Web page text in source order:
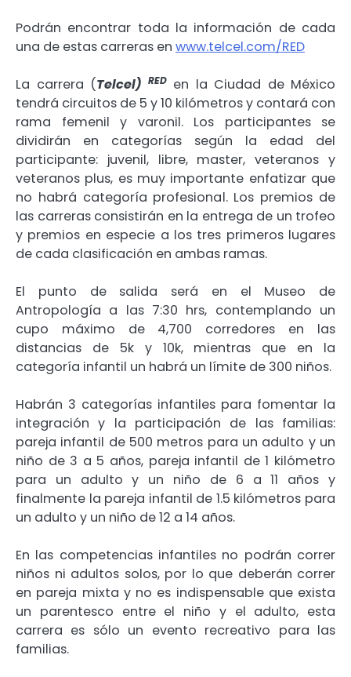
Podrán encontrar toda la información de cada
una de estas carreras en www.telcel.com/RED
La carrera (Telcel) RED en la Ciudad de México
tendrá circuitos de 5 y 10 kilómetros y contará con
rama femenil y varonil. Los participantes se
dividirán en categorías según la edad del
participante: juvenil, libre, master, veteranos y
veteranos plus, es muy importante enfatizar que
no habrá categoría profesional. Los premios de
las carreras consistirán en la entrega de un trofeo
y premios en especie a los tres primeros lugares
de cada clasificación en ambas ramas.
El punto de salida será en el Museo de
Antropología a las 7:30 hrs, contemplando un
cupo máximo de 4,700 corredores en las
distancias de 5k y 10k, mientras que en la
categoría infantil un habrá un límite de 300 niños.
Habrán 3 categorías infantiles para fomentar la
integración y la participación de las familias:
pareja infantil de 500 metros para un adulto y un
niño de 3 a 5 años, pareja infantil de 1 kilómetro
para un adulto y un niño de 6 a 11 años y
finalmente la pareja infantil de 1.5 kilómetros para
un adulto y un niño de 12 a 14 años.
En las competencias infantiles no podrán correr
niños ni adultos solos, por lo que deberán correr
en pareja mixta y no es indispensable que exista
un parentesco entre el niño y el adulto, esta
carrera es sólo un evento recreativo para las
familias.